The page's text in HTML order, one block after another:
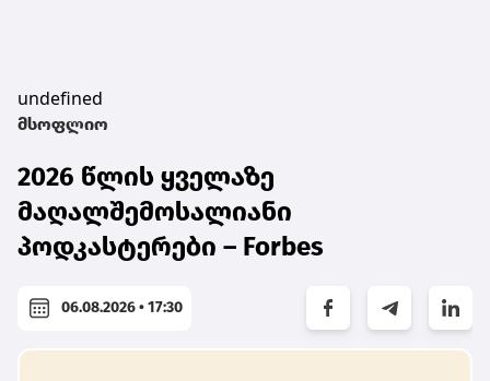
undefined
მსოფლიო
2026 წლის ყველაზე
მაღალშემოსალიანი
პოდკასტერები – Forbes
06.08.2026 • 17:30